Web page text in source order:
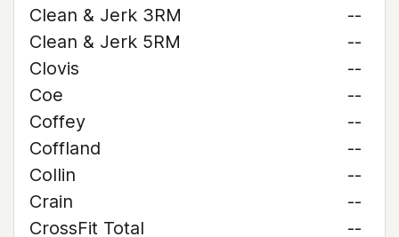
Clean & Jerk 3RM
--
Clean & Jerk 5RM
--
Clovis
--
Coe
--
Coffey
--
Coffland
--
Collin
--
Crain
--
CrossFit Total
--